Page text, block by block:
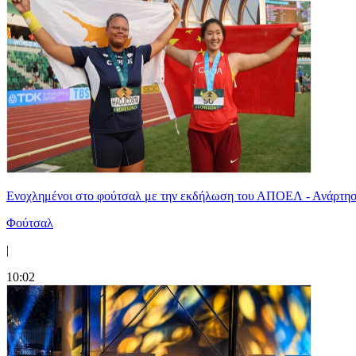
Ενοχλημένοι στο φούτσαλ με την εκδήλωση του ΑΠΟΕΛ -
Φούτσαλ
|
10:02